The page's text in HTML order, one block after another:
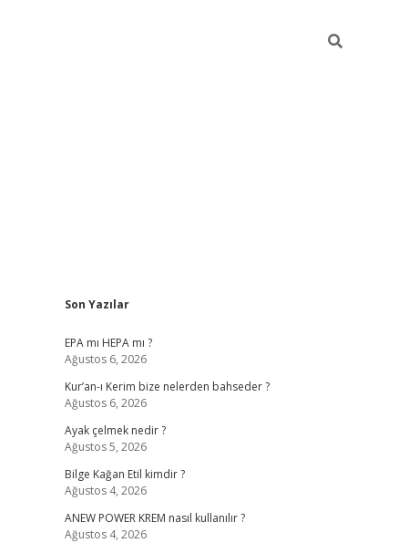
Sidebar
Son Yazılar
EPA mı HEPA mı ?
Ağustos 6, 2026
Kur’an-ı Kerim bize nelerden bahseder ?
Ağustos 6, 2026
Ayak çelmek nedir ?
Ağustos 5, 2026
Bilge Kağan Etil kimdir ?
Ağustos 4, 2026
ANEW POWER KREM nasıl kullanılır ?
Ağustos 4, 2026